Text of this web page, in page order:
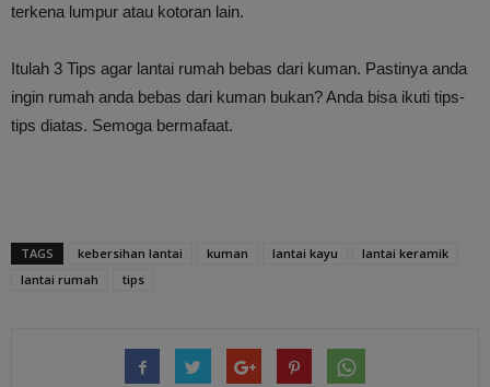
terkena lumpur atau kotoran lain.
Itulah 3 Tips agar lantai rumah bebas dari kuman. Pastinya anda
ingin rumah anda bebas dari kuman bukan? Anda bisa ikuti tips-
tips diatas. Semoga bermafaat.
TAGS kebersihan lantai kuman lantai kayu
lantai keramik
lantai rumah
tips